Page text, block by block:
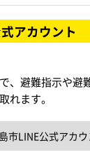
アカウント
、避難指示や避
れます。
市LINE公式アカウ